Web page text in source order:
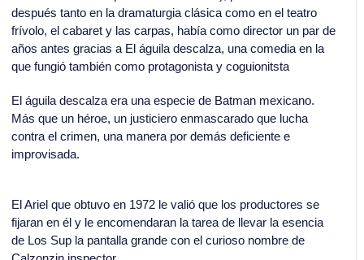
después tanto en la dramaturgia clásica como en el teatro
frívolo, el cabaret y las carpas, había como director un par de
años antes gracias a El águila descalza, una comedia en la
que fungió también como protagonista y coguionitsta
El águila descalza era una especie de Batman mexicano.
Más que un héroe, un justiciero enmascarado que lucha
contra el crimen, una manera por demás deficiente e
improvisada.
El Ariel que obtuvo en 1972 le valió que los productores se
fijaran en él y le encomendaran la tarea de llevar la esencia
de Los Sup la pantalla grande con el curioso nombre de